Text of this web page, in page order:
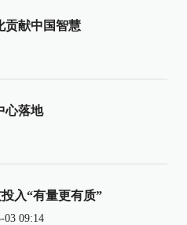
贡献中国智慧
心落地
入“有量更有质”
03 09:14